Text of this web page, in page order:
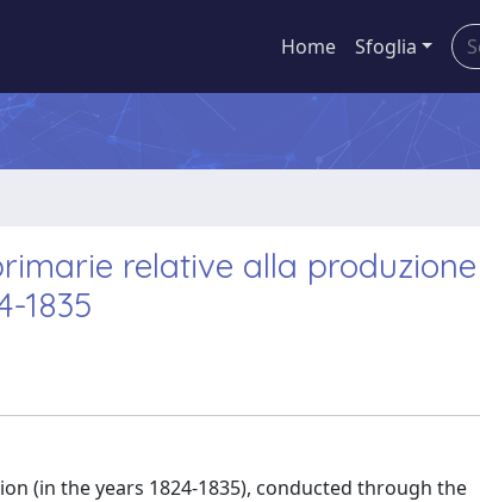
Home Sfoglia
relative alla produzione
1835
(in the years 1824-1835), conducted through the